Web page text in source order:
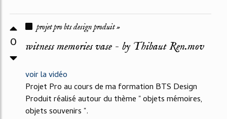
0
projet pro bts design produit »
witness memories vase - by Thibaut Ren.mov
voir la vidéo
Projet Pro au cours de ma formation BTS Design
Produit réalisé autour du thème " objets mémoires,
objets souvenirs ".